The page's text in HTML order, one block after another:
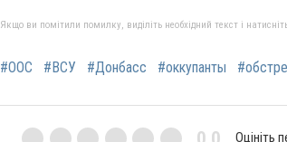
Якщо ви помітили помилку, виділіть необхідний текст і
#ООС #ВСУ #Донбасс #оккупанты
Оцініть